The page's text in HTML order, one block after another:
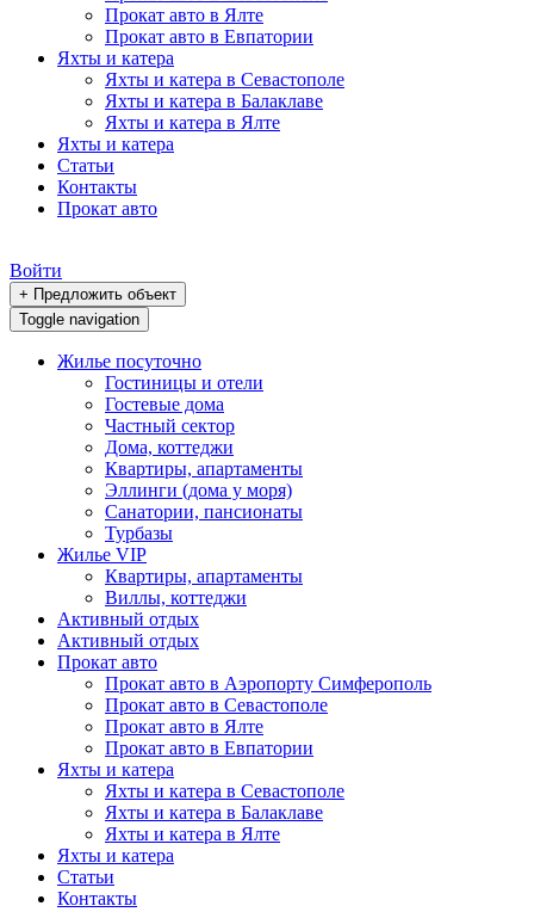
Прокат авто в Ялте
Прокат авто в Евпатории
Яхты и катера
Яхты и катера в Севастополе
Яхты и катера в Балаклаве
Яхты и катера в Ялте
Яхты и катера
Статьи
Контакты
Прокат авто
Войти
+ Предложить объект
Toggle navigation
Жилье посуточно
Гостиницы и отели
Гостевые дома
Частный сектор
Дома, коттеджи
Квартиры, апартаменты
Эллинги (дома у моря)
Санатории, пансионаты
Турбазы
Жилье VIP
Квартиры, апартаменты
Виллы, коттеджи
Активный отдых
Активный отдых
Прокат авто
Прокат авто в Аэропорту Симферополь
Прокат авто в Севастополе
Прокат авто в Ялте
Прокат авто в Евпатории
Яхты и катера
Яхты и катера в Севастополе
Яхты и катера в Балаклаве
Яхты и катера в Ялте
Яхты и катера
Статьи
Контакты